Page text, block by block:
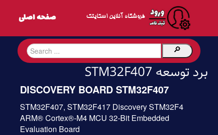
فروشگاه آنلاین اسکایتک
برد توسعه STM32F407
DISCOVERY BOARD STM32F407
STM32F407, STM32F417 Discovery STM32F4
ARM® Cortex®-M4 MCU 32-Bit Embedded
Evaluation Board